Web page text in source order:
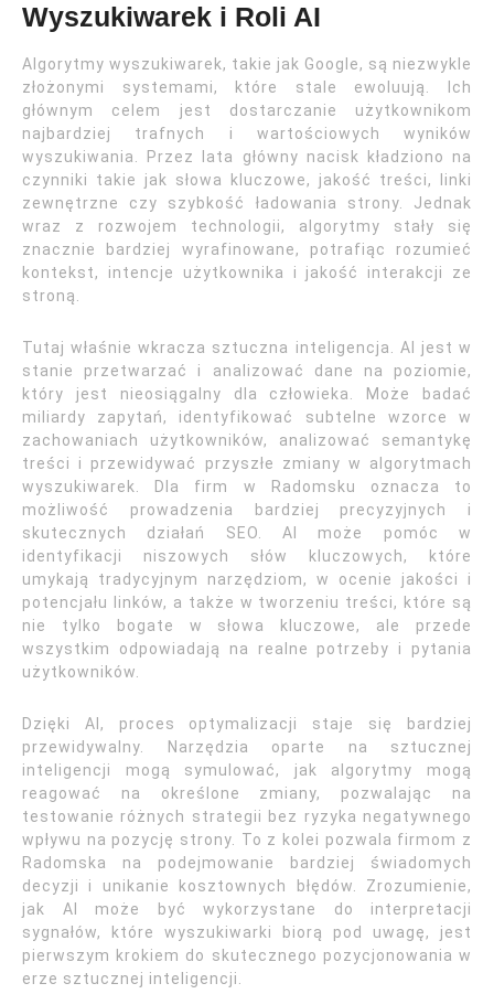
Wyszukiwarek i Roli AI
Algorytmy wyszukiwarek, takie jak Google, są niezwykle
złożonymi systemami, które stale ewoluują. Ich
głównym celem jest dostarczanie użytkownikom
najbardziej trafnych i wartościowych wyników
wyszukiwania. Przez lata główny nacisk kładziono na
czynniki takie jak słowa kluczowe, jakość treści, linki
zewnętrzne czy szybkość ładowania strony. Jednak
wraz z rozwojem technologii, algorytmy stały się
znacznie bardziej wyrafinowane, potrafiąc rozumieć
kontekst, intencje użytkownika i jakość interakcji ze
stroną.
Tutaj właśnie wkracza sztuczna inteligencja. AI jest w
stanie przetwarzać i analizować dane na poziomie,
który jest nieosiągalny dla człowieka. Może badać
miliardy zapytań, identyfikować subtelne wzorce w
zachowaniach użytkowników, analizować semantykę
treści i przewidywać przyszłe zmiany w algorytmach
wyszukiwarek. Dla firm w Radomsku oznacza to
możliwość prowadzenia bardziej precyzyjnych i
skutecznych działań SEO. AI może pomóc w
identyfikacji niszowych słów kluczowych, które
umykają tradycyjnym narzędziom, w ocenie jakości i
potencjału linków, a także w tworzeniu treści, które są
nie tylko bogate w słowa kluczowe, ale przede
wszystkim odpowiadają na realne potrzeby i pytania
użytkowników.
Dzięki AI, proces optymalizacji staje się bardziej
przewidywalny. Narzędzia oparte na sztucznej
inteligencji mogą symulować, jak algorytmy mogą
reagować na określone zmiany, pozwalając na
testowanie różnych strategii bez ryzyka negatywnego
wpływu na pozycję strony. To z kolei pozwala firmom z
Radomska na podejmowanie bardziej świadomych
decyzji i unikanie kosztownych błędów. Zrozumienie,
jak AI może być wykorzystane do interpretacji
sygnałów, które wyszukiwarki biorą pod uwagę, jest
pierwszym krokiem do skutecznego pozycjonowania w
erze sztucznej inteligencji.